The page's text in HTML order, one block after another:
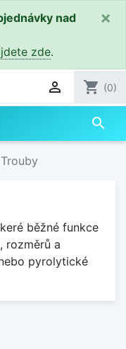
nad
zde.
×
 shopping_cart (0)
search
Trouby
běžné funkce
rozměrů a
pyrolytické